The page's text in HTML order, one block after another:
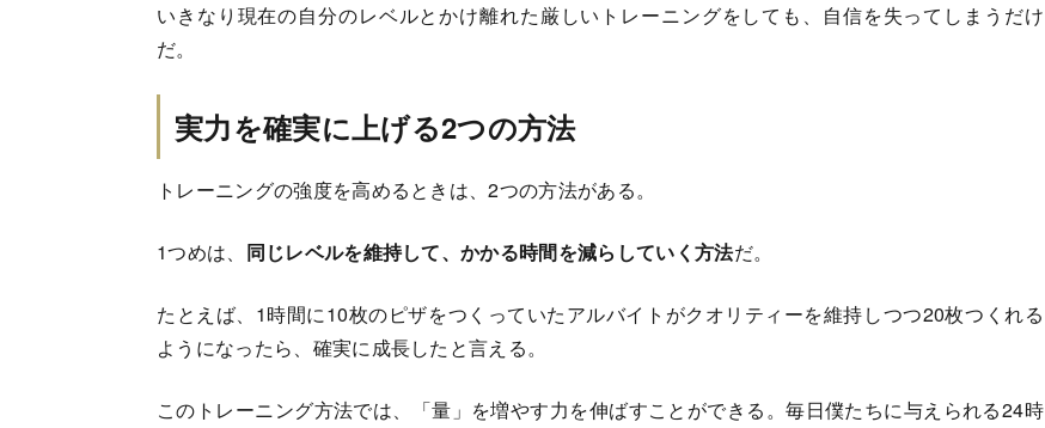
いきなり現在の自分のレベルとかけ離れた厳しいトレーニングをしても、自信を失ってしまうだけ
だ。
実力を確実に上げる2つの方法
トレーニングの強度を高めるときは、2つの方法がある。
1つめは、 同じレベルを維持して、かかる時間を減らしていく方法だ。
たとえば、1時間に10枚のピザをつくっていたアルバイトがクオリティーを維持しつつ20枚つくれる
ようになったら、確実に成長したと言える。
このトレーニング方法では、「量」を増やす力を伸ばすことができる。毎日僕たちに与えられる24時